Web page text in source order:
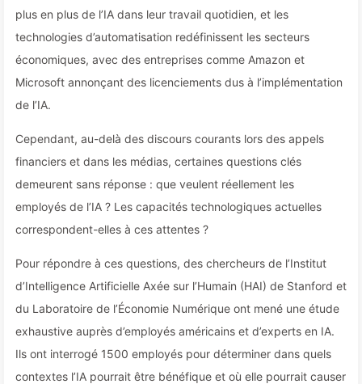
plus en plus de l’IA dans leur travail quotidien, et les
technologies d’automatisation redéfinissent les secteurs
économiques, avec des entreprises comme Amazon et
Microsoft annonçant des licenciements dus à l’implémentation
de l’IA.
Cependant, au-delà des discours courants lors des appels
financiers et dans les médias, certaines questions clés
demeurent sans réponse : que veulent réellement les
employés de l’IA ? Les capacités technologiques actuelles
correspondent-elles à ces attentes ?
Pour répondre à ces questions, des chercheurs de l’Institut
d’Intelligence Artificielle Axée sur l’Humain (HAI) de Stanford et
du Laboratoire de l’Économie Numérique ont mené une étude
exhaustive auprès d’employés américains et d’experts en IA.
Ils ont interrogé 1500 employés pour déterminer dans quels
contextes l’IA pourrait être bénéfique et où elle pourrait causer